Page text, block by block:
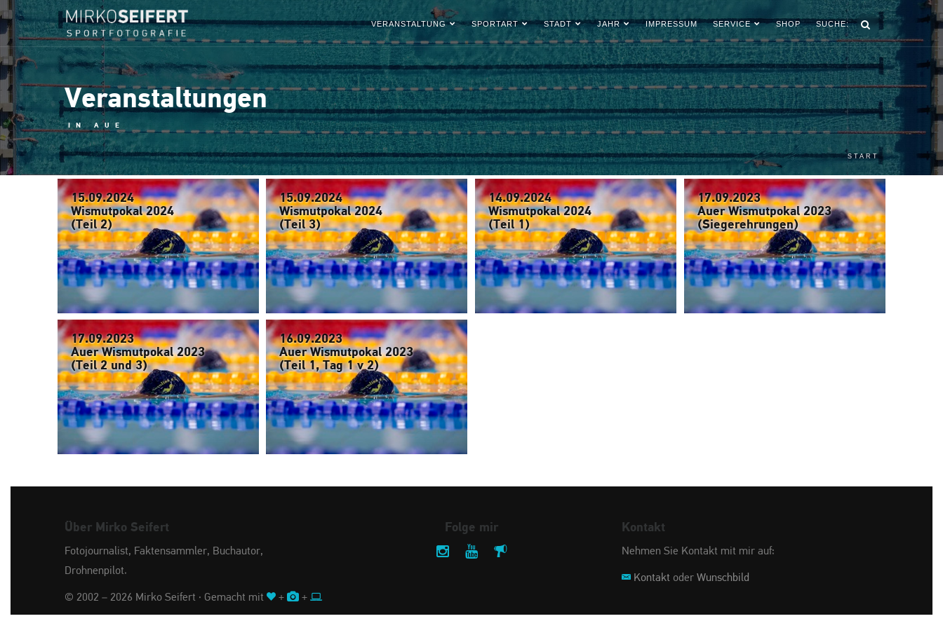
VERANSTALTUNG SPORTART STADT JAHR IMPRESSUM SERVICE SHOP SUCHE:
Veranstaltungen
IN AUE
START
15.09.2024
Wismutpokal 2024
(Teil 2)
15.09.2024
Wismutpokal 2024
(Teil 3)
14.09.2024
Wismutpokal 2024
(Teil 1)
17.09.2023
Auer Wismutpokal 2023
(Siegerehrungen)
17.09.2023
Auer Wismutpokal 2023
(Teil 2 und 3)
16.09.2023
Auer Wismutpokal 2023
(Teil 1, Tag 1 v 2)
Über Mirko Seifert
Fotojournalist, Faktensammler, Buchautor,
Drohnenpilot.
© 2002 – 2026 Mirko Seifert · Gemacht mit + +
Folge mir Kontakt
Nehmen Sie Kontakt mit mir auf:
Kontaktoder Wunschbild